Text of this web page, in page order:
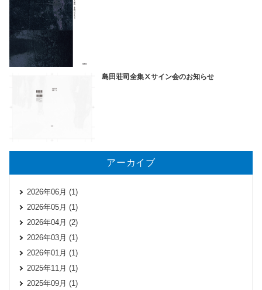
島田荘司全集Ⅹサイン会のお知らせ
アーカイブ
2026年06月 (1)
2026年05月 (1)
2026年04月 (2)
2026年03月 (1)
2026年01月 (1)
2025年11月 (1)
2025年09月 (1)